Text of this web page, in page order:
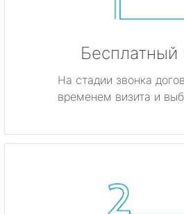
Бесплатный
На стадии звонка
временем визита и